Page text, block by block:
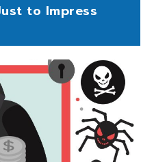
to Impress